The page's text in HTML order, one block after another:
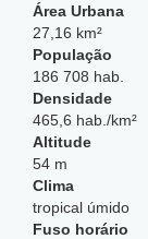
Área Urbana
27,16 km²
População
186 708 hab.
Densidade
465,6 hab./km²
Altitude
54 m
Clima
tropical úmido
Fuso horário